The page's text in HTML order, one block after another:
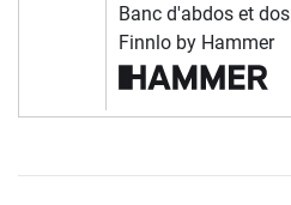
Banc d'abdos et dos
Finnlo by Hammer